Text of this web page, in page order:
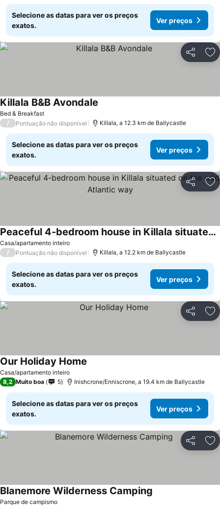
Selecione as datas para ver os preços
exatos.
Ver preços
Partilhar
Bed & Breakfast
Killala B&B Avondale
/ Pontuação não disponível Killala, a 12.3 km de Ballycastle
Selecione as datas para ver os preços
exatos.
Ver preços
Partilhar
Casa/apartamento inteiro
Peaceful 4-bedroom house in Killala situated on the wild Atlantic way
Ver preços
/ Pontuação não disponível Killala, a 12.2 km de Ballycastle
Selecione as datas para ver os preços
exatos.
Ver preços
Partilhar
Casa/apartamento inteiro
Our Holiday Home
8,2 Muito boa 5 Inishcrone/Enniscrone, a 19.4 km de Ballycastle
Selecione as datas para ver os preços
exatos.
Ver preços
Partilhar
Parque de campismo
Blanemore Wilderness Camping